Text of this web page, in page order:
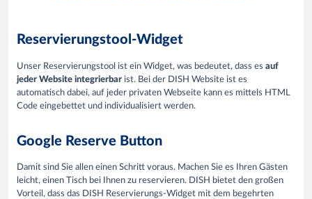
Reservierungstool-Widget
Unser Reservierungstool ist ein Widget, was bedeutet, dass es auf
jeder Website integrierbar ist. Bei der DISH Website ist es
automatisch dabei, auf jeder privaten Webseite kann es mittels HTML
Code eingebettet und individualisiert werden.
Google Reserve Button
Damit sind Sie allen einen Schritt voraus. Machen Sie es Ihren Gästen
leicht, einen Tisch bei Ihnen zu reservieren. DISH bietet den großen
Vorteil, dass das DISH Reservierungs-Widget mit dem begehrten